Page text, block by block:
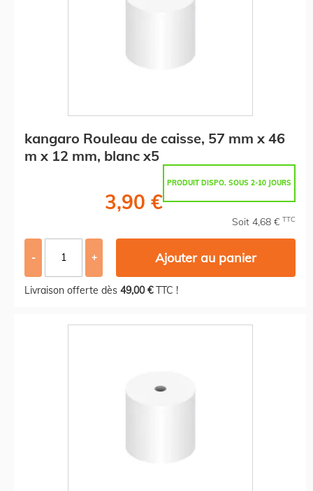
kangaro Rouleau de caisse, 57 mm x 46
m x 12 mm, blanc x5
PRODUIT DISPO. SOUS 2-10 JOURS
3,90 €
Soit 4,68 € TTC
- + Ajouter au panier
Livraison offerte dès 49,00 €TTC !